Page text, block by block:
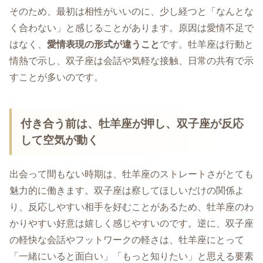
そのため、最初は相性がいいのに、少し経つと「なんとな
く合わない」と感じることがあります。原因は愛情不足で
はなく、 愛情表現の形式が違うことです。牡羊座は行動と
情熱で示し、双子座は会話や気軽な接触、日常の共有で示
すことが多いのです。
付き合う前は、牡羊座が押し、双子座が反応
して空気が動く
出会って間もない時期は、牡羊座のストレートさがとても
魅力的に働きます。双子座は察してほしいだけの関係よ
り、反応しやすい相手を好むことがあるため、牡羊座のわ
かりやすい好意は嬉しく感じやすいのです。逆に、双子座
の軽快な会話やフットワークの軽さは、牡羊座にとって
「一緒にいると面白い」「もっと知りたい」と思える要素